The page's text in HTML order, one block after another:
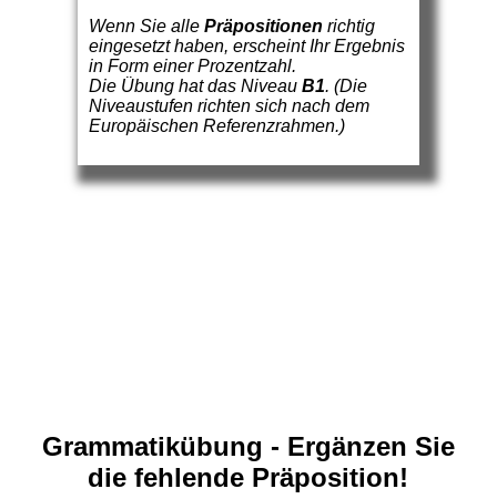
Wenn Sie alle Präpositionen richtig
eingesetzt haben, erscheint Ihr Ergebnis
in Form einer Prozentzahl.
Die Übung hat das Niveau B1. (Die
Niveaustufen richten sich nach dem
Europäischen Referenzrahmen.)
Grammatikübung - Ergänzen Sie
die fehlende Präposition!